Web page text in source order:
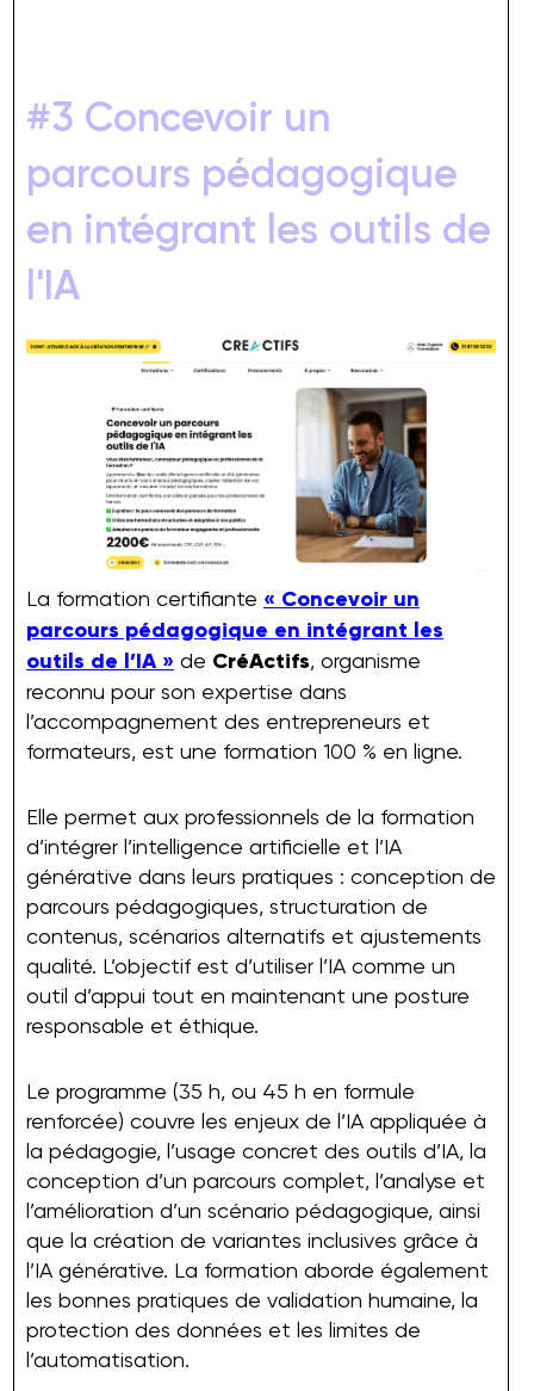
#3 Concevoir un
parcours pédagogique
en intégrant les outils de
l'IA
La formation certifiante « Concevoir un
parcours pédagogique en intégrant les
outils de l’IA » de CréActifs, organisme
reconnu pour son expertise dans
l’accompagnement des entrepreneurs et
formateurs, est une formation 100 % en ligne.
Elle permet aux professionnels de la formation
d’intégrer l’intelligence artificielle et l’IA
générative dans leurs pratiques : conception de
parcours pédagogiques, structuration de
contenus, scénarios alternatifs et ajustements
qualité. L’objectif est d’utiliser l’IA comme un
outil d’appui tout en maintenant une posture
responsable et éthique.
Le programme (35 h, ou 45 h en formule
renforcée) couvre les enjeux de l’IA appliquée à
la pédagogie, l’usage concret des outils d’IA, la
conception d’un parcours complet, l’analyse et
l’amélioration d’un scénario pédagogique, ainsi
que la création de variantes inclusives grâce à
l’IA générative. La formation aborde également
les bonnes pratiques de validation humaine, la
protection des données et les limites de
l’automatisation.